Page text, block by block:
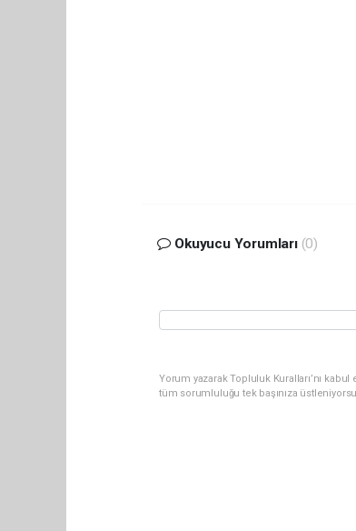
Okuyucu Yorumları (0)
Yorum yazarak Topluluk Kuralları’nı
tüm sorumluluğu tek başınıza